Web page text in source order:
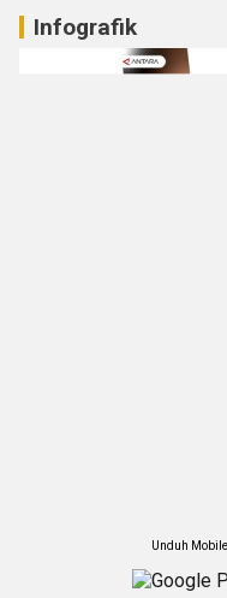
Infografik
Unduh